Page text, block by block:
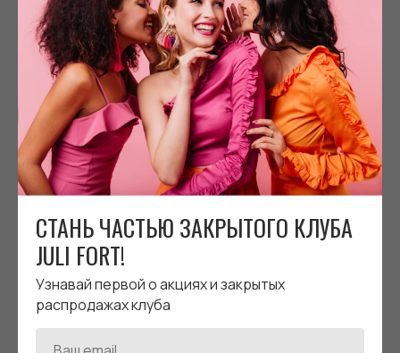
СТАНЬ ЧАСТЬЮ ЗАКРЫТОГО КЛУБА
JULI FORT!
Узнавай первой о акциях и закрытых
распродажах клуба